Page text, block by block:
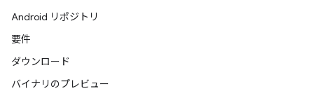
Android リポジトリ
要件
ダウンロード
バイナリのプレビュー